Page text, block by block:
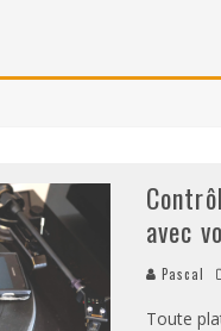
AUX ENCHÈRES D'UNE
avec
Pascal
Toute